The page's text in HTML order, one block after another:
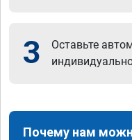
3
Оставьте
Почему нам